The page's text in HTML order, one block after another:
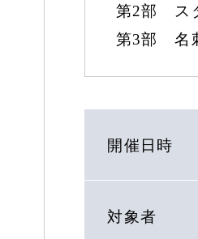
第2部 ス
第3部 名
開催日時
対象者